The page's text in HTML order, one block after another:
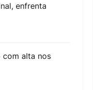
enfrenta
com alta nos